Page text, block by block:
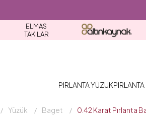
ELMAS
TAKILAR
PIRLANTA YÜZÜK
Yüzük Baget 0.42 Karat Pırlanta